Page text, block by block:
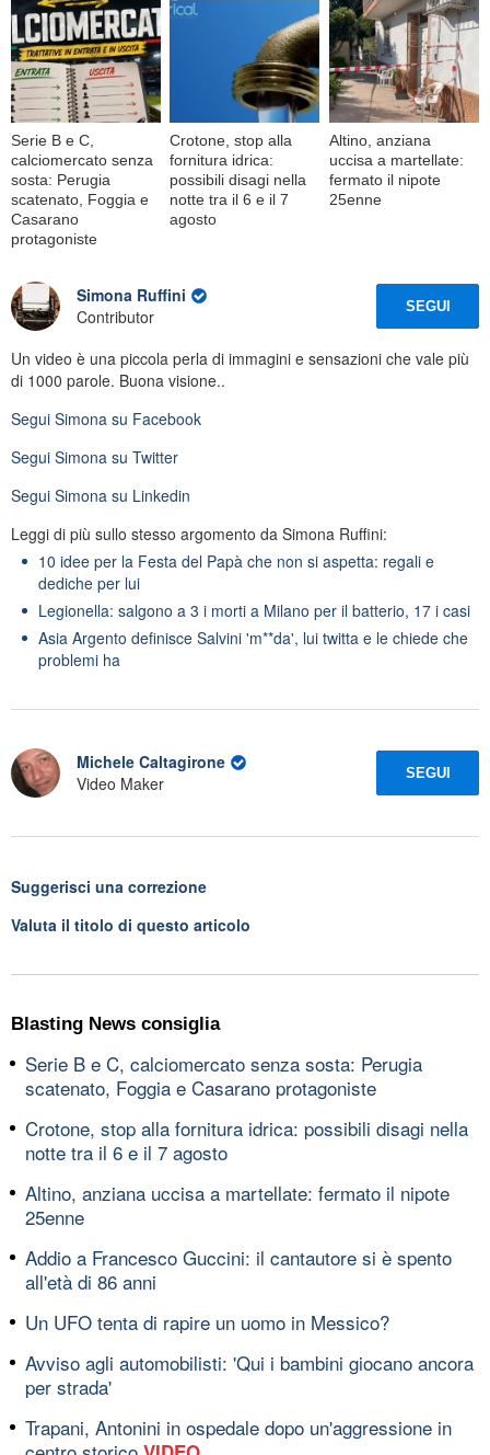
Serie B e C,
calciomercato senza
sosta: Perugia
scatenato, Foggia e
Casarano
protagoniste
Crotone, stop alla
fornitura idrica:
possibili disagi nella
notte tra il 6 e il 7
agosto
Altino, anziana
uccisa a martellate:
fermato il nipote
25enne
Simona Ruffini
Contributor
SEGUI
Un video è una piccola perla di immagini e sensazioni che vale più
di 1000 parole. Buona visione..
Segui Simona su Facebook
Segui Simona su Twitter
Segui Simona su Linkedin
Leggi di più sullo stesso argomento da Simona Ruffini:
10 idee per la Festa del Papà che non si aspetta: regali e
dediche per lui
Legionella: salgono a 3 i morti a Milano per il batterio, 17 i casi
Asia Argento definisce Salvini 'm**da', lui twitta e le chiede che
problemi ha
Michele Caltagirone
Video Maker
SEGUI
Suggerisci una correzione
Valuta il titolo di questo articolo
Blasting News consiglia
Serie B e C, calciomercato senza sosta: Perugia
scatenato, Foggia e Casarano protagoniste
Crotone, stop alla fornitura idrica: possibili disagi nella
notte tra il 6 e il 7 agosto
Altino, anziana uccisa a martellate: fermato il nipote
25enne
Addio a Francesco Guccini: il cantautore si è spento
all'età di 86 anni
Un UFO tenta di rapire un uomo in Messico?
Avviso agli automobilisti: 'Qui i bambini giocano ancora
per strada'
Trapani, Antonini in ospedale dopo un'aggressione in